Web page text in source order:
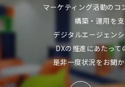
マーケティング活動のコ
構築・運用を
デジタルエージェンシ
DXの推進にあたって
是非一度状況をお聞